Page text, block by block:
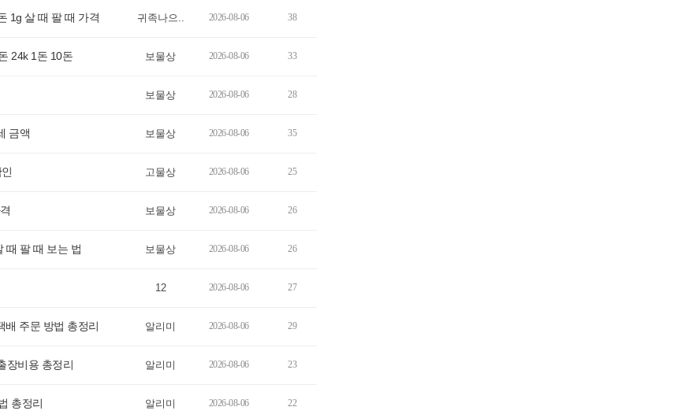
1g 살 때 팔 때 가격 귀족나으.. 2026-08-06 38
24k 1돈 10돈 보물상 2026-08-06 33
보물상 2026-08-06 28
금액 보물상 2026-08-06 35
고물상 2026-08-06 25
보물상 2026-08-06 26
때 팔 때 보는 법 보물상 2026-08-06 26
12 2026-08-06 27
배 주문 방법 총정리 알리미 2026-08-06 29
장비용 총정리 알리미 2026-08-06 23
총정리 알리미 2026-08-06 22